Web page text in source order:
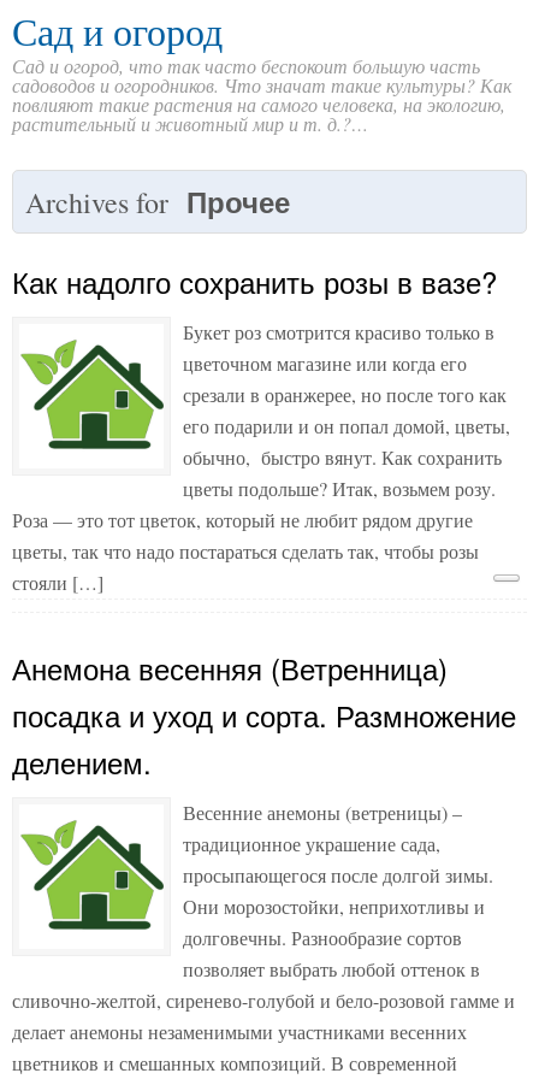
Сад и огород
Сад и огород, что так часто беспокоит большую часть
садоводов и огородников. Что значат такие культуры? Как
повлияют такие растения на самого человека, на экологию,
растительный и животный мир и т. д.?…
Archives for Прочее
Как надолго сохранить розы в вазе?
Букет роз смотрится красиво только в
цветочном магазине или когда его
срезали в оранжерее, но после того как
его подарили и он попал домой, цветы,
обычно, быстро вянут. Как сохранить
цветы подольше? Итак, возьмем розу.
Роза — это тот цветок, который не любит рядом другие
цветы, так что надо постараться сделать так, чтобы розы
стояли […]
Анемона весенняя (Ветренница)
посадка и уход и сорта. Размножение
делением.
Весенние анемоны (ветреницы) –
традиционное украшение сада,
просыпающегося после долгой зимы.
Они морозостойки, неприхотливы и
долговечны. Разнообразие сортов
позволяет выбрать любой оттенок в
сливочно-желтой, сиренево-голубой и бело-розовой гамме и
делает анемоны незаменимыми участниками весенних
цветников и смешанных композиций. В современной